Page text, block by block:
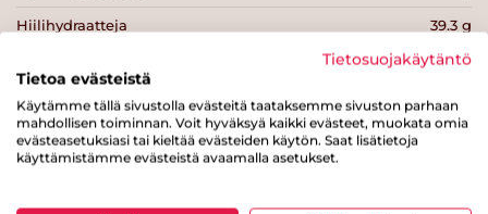
Hiilihydraatteja 39.3 g
4.2 g
Kuitua 8.5 g
Proteiinia
Tietosuojakäytäntö
Tietoa evästeistä
Käytämme tällä sivustolla evästeitä taataksemme sivuston parhaan
mahdollisen toiminnan. Voit hyväksyä kaikki evästeet, muokata omia
evästeasetuksiasi tai kieltää evästeiden käytön. Saat lisätietoja
käyttämistämme evästeistä avaamalla asetukset.